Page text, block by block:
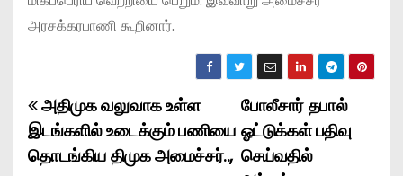
அர‌சக்கரபாணி கூறினார்.
P
o
போலீசார் தபால்
ஓட்டுக்கள் பதிவு
செய்வதில்
அதிமுக வலுவாக உள்ள
இடங்களில் உடைக்கும் பணியை
தொடங்கிய திமுக அமைச்சர்..,